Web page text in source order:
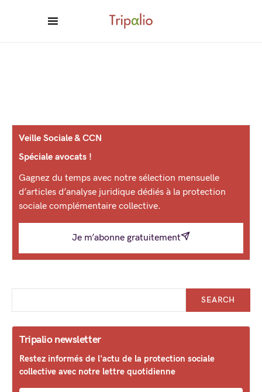
Veille Sociale & CCN
Spéciale avocats !
Gagnez du temps avec notre sélection mensuelle
d’articles d’analyse juridique dédiés à la protection
sociale complémentaire collective.
Je m’abonne gratuitement
SEARCH
Tripalio newsletter
Restez informés de l'actu de la protection sociale
collective avec notre lettre quotidienne